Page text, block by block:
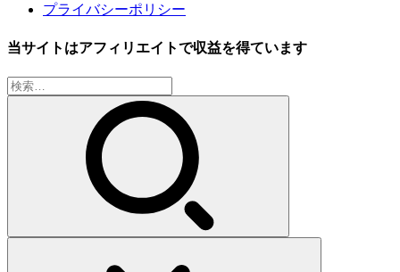
プライバシーポリシー
当サイトはアフィリエイトで収益を得ています
検
索: